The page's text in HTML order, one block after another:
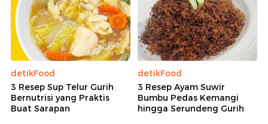
detikFood
3 Resep Sup Telur Gurih
Bernutrisi yang Praktis
Buat Sarapan
detikFood
3 Resep Ayam Suwir
Bumbu Pedas Kemangi
hingga Serundeng Gurih